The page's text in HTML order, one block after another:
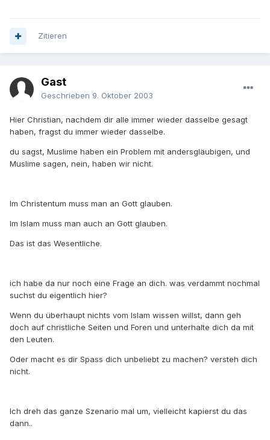
Zitieren
Gast
Geschrieben 9. Oktober 2003
Hier Christian, nachdem dir alle immer wieder dasselbe gesagt
haben, fragst du immer wieder dasselbe.
du sagst, Muslime haben ein Problem mit andersgläubigen, und
Muslime sagen, nein, haben wir nicht.
Im Christentum muss man an Gott glauben.
Im Islam muss man auch an Gott glauben.
Das ist das Wesentliche.
ich habe da nur noch eine Frage an dich. was verdammt nochmal
suchst du eigentlich hier?
Wenn du überhaupt nichts vom Islam wissen willst, dann geh
doch auf christliche Seiten und Foren und unterhalte dich da mit
den Leuten.
Oder macht es dir Spass dich unbeliebt zu machen? versteh dich
nicht.
Ich dreh das ganze Szenario mal um, vielleicht kapierst du das
dann..